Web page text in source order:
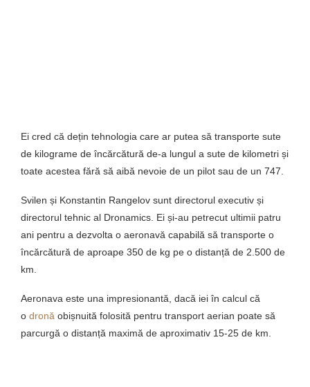
Ei cred că dețin tehnologia care ar putea să transporte sute
de kilograme de încărcătură de-a lungul a sute de kilometri și
toate acestea fără să aibă nevoie de un pilot sau de un 747.
Svilen și Konstantin Rangelov sunt directorul executiv și
directorul tehnic al Dronamics. Ei și-au petrecut ultimii patru
ani pentru a dezvolta o aeronavă capabilă să transporte o
încărcătură de aproape 350 de kg pe o distanță de 2.500 de
km.
Aeronava este una impresionantă, dacă iei în calcul că
o dronă obișnuită folosită pentru transport aerian poate să
parcurgă o distanță maximă de aproximativ 15-25 de km.